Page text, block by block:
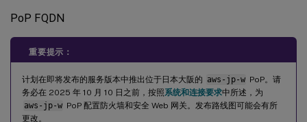
PoP FQDN
重要提示：
计划在即将发布的服务版本中推出位于日本大阪的 aws-jp-w PoP。请
务必在 2025 年 10 月 10 日之前，按照系统和连接要求中所述，为
aws-jp-w PoP 配置防火墙和安全 Web 网关。发布路线图可能会有所
更改。